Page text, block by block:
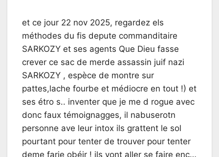
et ce jour 22 nov 2025, regardez els
méthodes du fis depute commanditaire
SARKOZY et ses agents Que Dieu fasse
crever ce sac de merde assassin juif nazi
SARKOZY , espèce de montre sur
pattes,lache fourbe et médiocre en tout !) et
ses étro s.. inventer que je me d rogue avec
donc faux témoignagges, il nabuserotn
personne ave leur intox ils grattent le sol
pourtant pour tenter de trouver pour tenter
deme farie obéir ! ils vont aller se faire enc…